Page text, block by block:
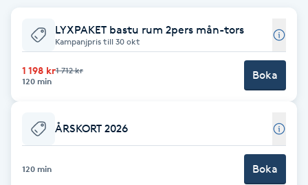
Fransfärgning
Fransförlängning
Fransförlängning Megavolym
LYXPAKET bastu rum 2pers mån-tors
Kampanjpris till 30 okt
1 198 kr1 712 kr
120 min
Boka
ÅRSKORT 2026
120 min Boka